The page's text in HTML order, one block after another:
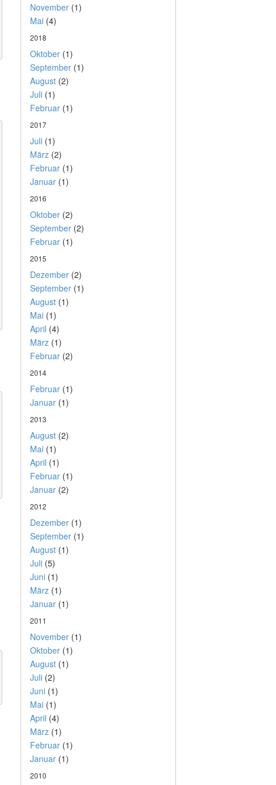
November(1)
Mai(4)
2018
Oktober(1)
September(1)
August(2)
Juli(1)
Februar(1)
2017
Juli(1)
März(2)
Februar(1)
Januar(1)
2016
Oktober(2)
September(2)
Februar(1)
2015
Dezember(2)
September(1)
August(1)
Mai(1)
April (4)
März(1)
Februar(2)
2014
Februar(1)
Januar(1)
2013
August(2)
Mai(1)
April (1)
Februar(1)
Januar(2)
2012
Dezember(1)
September(1)
August(1)
Juli(5)
Juni(1)
März(1)
Januar(1)
2011
November(1)
Oktober(1)
August(1)
Juli(2)
Juni(1)
Mai(1)
April (4)
März(1)
Februar(1)
Januar(1)
2010